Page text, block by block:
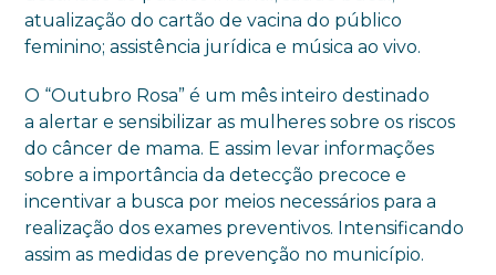
atualização do cartão de vacina do público
feminino; assistência jurídica e música ao vivo.
O “Outubro Rosa” é um mês inteiro destinado
a alertar e sensibilizar as mulheres sobre os riscos
do câncer de mama. E assim levar informações
sobre a importância da detecção precoce e
incentivar a busca por meios necessários para a
realização dos exames preventivos. Intensificando
assim as medidas de prevenção no município.